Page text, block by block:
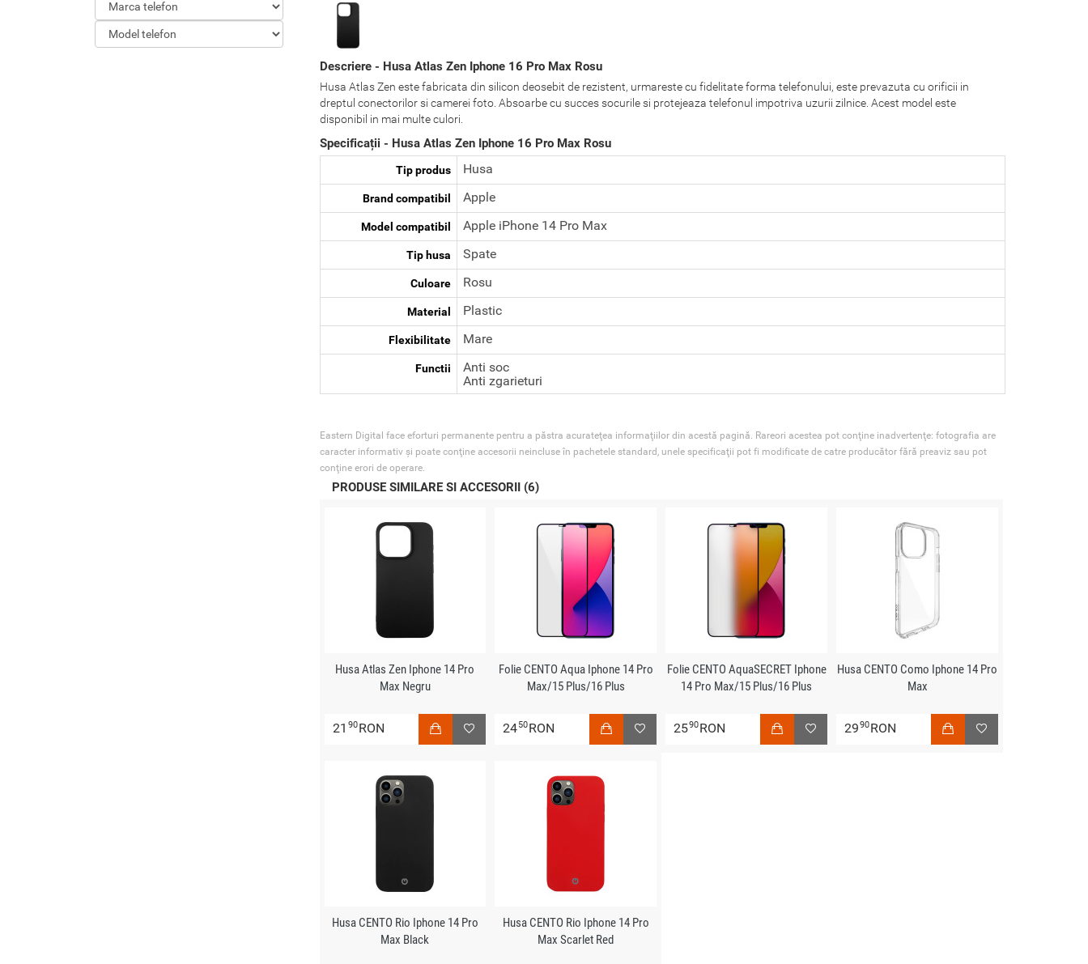
Descriere - Husa Atlas Zen Iphone 16 Pro Max Rosu
Husa Atlas Zen este fabricata din silicon deosebit de rezistent, urmareste cu fidelitate forma telefonului, este prevazuta cu orificii in
dreptul conectorilor si camerei foto. Absoarbe cu succes socurile si protejeaza telefonul impotriva uzurii zilnice. Acest model este
disponibil in mai multe culori.
Specificații - Husa Atlas Zen Iphone 16 Pro Max Rosu
Tip produs Husa
Brand compatibil Apple
Model compatibil Apple iPhone 14 Pro Max
Tip husa Spate
Culoare Rosu
Material Plastic
Flexibilitate Mare
Functii
Anti soc
Anti zgarieturi
Eastern Digital face eforturi permanente pentru a păstra acurateţea informaţiilor din acestă pagină. Rareori acestea pot conţine inadvertenţe: fotografia are
caracter informativ şi poate conţine accesorii neincluse în pachetele standard, unele specificaţii pot fi modificate de catre producător fără preaviz sau pot
conţine erori de operare.
PRODUSE SIMILARE SI ACCESORII (6)
Husa Atlas Zen Iphone 14 Pro
Max Negru
21 90RON
Folie CENTO Aqua Iphone 14 Pro
Max/15 Plus/16 Plus
2450RON
Folie CENTO AquaSECRET Iphone
14 Pro Max/15 Plus/16 Plus
2590RON
Husa CENTO Como Iphone 14 Pro
Max
2990RON
Husa CENTO Rio Iphone 14 Pro
Max Black
Husa CENTO Rio Iphone 14 Pro
Max Scarlet Red